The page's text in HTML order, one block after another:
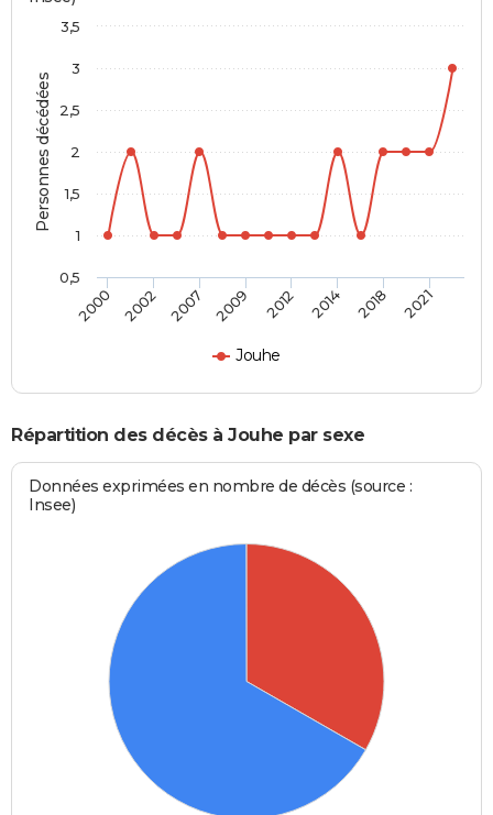
Personnes décédées
Jouhe
2000 2002 2007 2009 2012 2014 2018 2021
0,5
1
1,5
2
2,5
3
3,5
Répartition des décès à Jouhe par sexe
Données exprimées en nombre de décès (source :
Insee)